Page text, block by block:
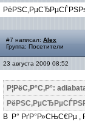
#7 написал: Alex
Группа: Посетители
23 августа 2009 08:52
Р¦РёС‚Р°С‚Р°:
В Р° РґР°Р»СЊС€Рµ ,